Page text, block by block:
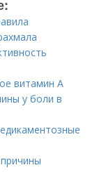
витамин А
у боли в